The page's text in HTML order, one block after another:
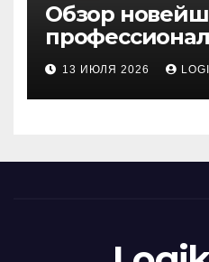
Обзор
материалов и
инструментов
13 ИЮЛЯ 2026